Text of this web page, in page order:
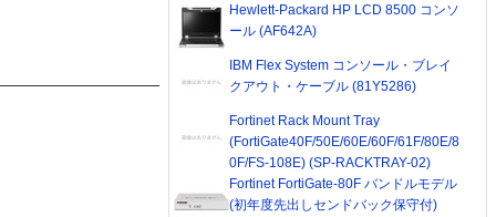
Hewlett-Packard HP LCD 8500 コンソ
ール (AF642A)
IBM Flex System コンソール・ブレイ
クアウト・ケーブル (81Y5286)
Fortinet Rack Mount Tray
(FortiGate40F/50E/60E/60F/61F/80E/8
0F/FS-108E) (SP-RACKTRAY-02)
Fortinet FortiGate-80F バンドルモデル
(初年度先出しセンドバック保守付)